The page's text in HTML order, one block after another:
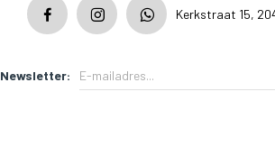
Kerkstraat 15,
Newsletter: